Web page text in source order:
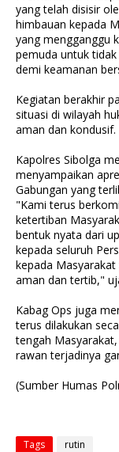
yang telah disisir
himbauan kepada
yang mengganggu
pemuda untuk
demi keamanan
Kegiatan berakhir
situasi di wilayah
aman dan kondusif.
Kapolres Sibolga
menyampaikan
Gabungan yang
"Kami terus
ketertiban
bentuk nyata dari
kepada seluruh
kepada
aman dan tertib,"
Kabag Ops juga
terus dilakukan
tengah
rawan terjadinya
(Sumber Humas
Tags rutin